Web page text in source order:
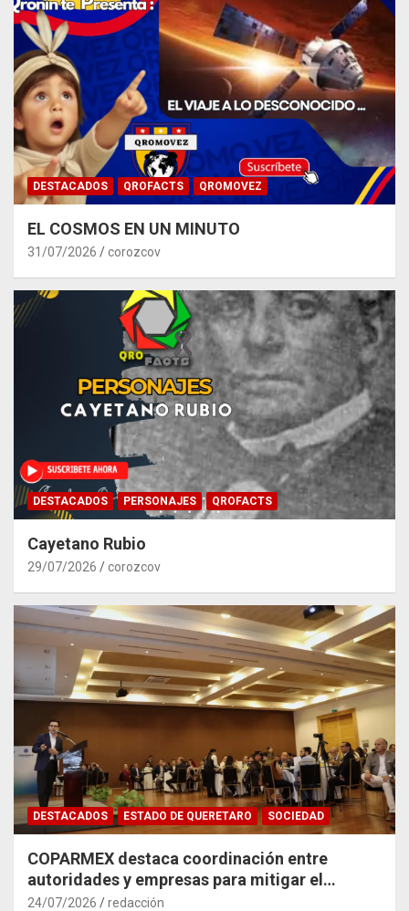
DESTACADOS QROFACTS QROMOVEZ
EL COSMOS EN UN MINUTO
31/07/2026 corozcov
DESTACADOS PERSONAJES QROFACTS
Cayetano Rubio
29/07/2026 corozcov
DESTACADOS ESTADO DE QUERETARO SOCIEDAD
COPARMEX destaca coordinación entre
autoridades y empresas para mitigar el
impacto del Tren México–Querétaro
24/07/2026 redacción